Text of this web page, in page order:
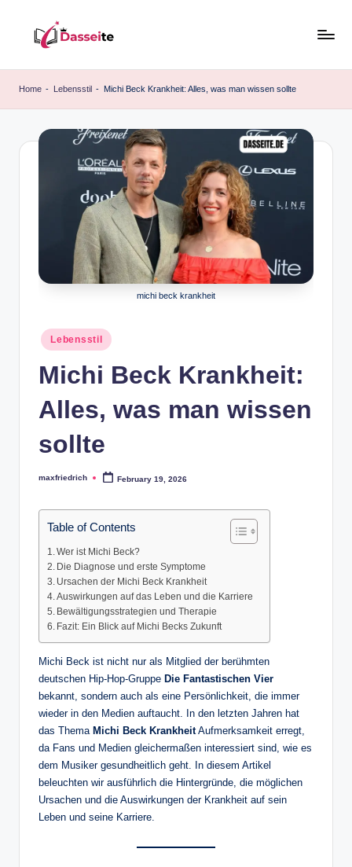
content
a
s
s
Home - Lebensstil - Michi Beck Krankheit: Alles, was man wissen sollte
michi beck krankheit
Posted
in
Lebensstil
Michi Beck Krankheit:
Alles, was man wissen
sollte
Posted
maxfriedrich February 19, 2026
Table of Contents
Wer ist Michi Beck?
Die Diagnose und erste Symptome
Ursachen der Michi Beck Krankheit
Auswirkungen auf das Leben und die Karriere
Bewältigungsstrategien und Therapie
Fazit: Ein Blick auf Michi Becks Zukunft
Michi Beck ist nicht nur als Mitglied der berühmten
deutschen Hip-Hop-Gruppe Die Fantastischen Vier
bekannt, sondern auch als eine Persönlichkeit, die immer
wieder in den Medien auftaucht. In den letzten Jahren hat
das Thema Michi Beck KrankheitAufmerksamkeit erregt,
da Fans und Medien gleichermaßen interessiert sind, wie es
dem Musiker gesundheitlich geht. In diesem Artikel
beleuchten wir ausführlich die Hintergründe, die möglichen
Ursachen und die Auswirkungen der Krankheit auf sein
Leben und seine Karriere.